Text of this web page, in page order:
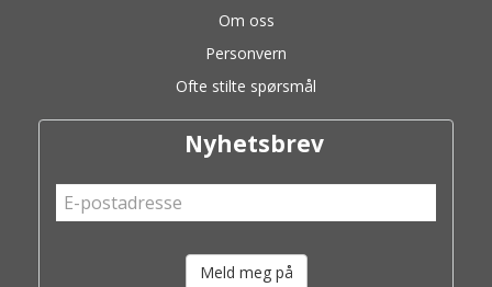
Om oss
Personvern
Ofte stilte spørsmål
Nyhetsbrev
Meld meg på